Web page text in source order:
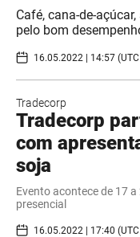
Café, cana-de-
pelo bom
16.05.2022 | 14:57
Tradecorp
Tradecorp
com
soja
Evento acontece de 17
presencial
16.05.2022 | 17:40